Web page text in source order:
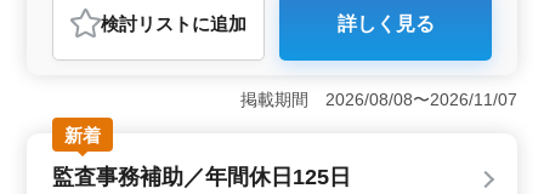
おすすめポイント
＜中高年の活躍を支援＞ 福岡市博多区の土木設計業務
の新規入札案件では、中高年層が活躍できる環境を整え
ています。年間休日は125日で、週休2日制や残業が少な
めなど、ワークライフバランスを大切にする職場で
す。 ＜経験やスキルを活かす＞ 土木設計業務経験
が6年以上ある方やCAD経験者を歓迎しています。さら
検討リスト に追加 詳しく見る
掲載期間 2026/08/08〜2026/11/07
新着
監査事務補助／年間休日125日